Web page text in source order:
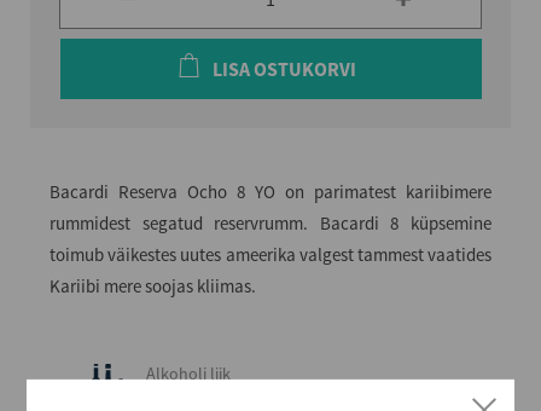
LISA OSTUKORVI
Bacardi Reserva Ocho 8 YO on parimatest kariibimere
rummidest segatud reservrumm. Bacardi 8 küpsemine
toimub väikestes uutes ameerika valgest tammest vaatides
Kariibi mere soojas kliimas.
Alkoholi liik